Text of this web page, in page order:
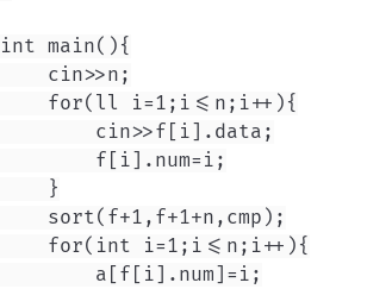
int main(){
    cin>>n;
    for(ll i=1;i<=n;i++){
        cin>>f[i].data;
        f[i].num=i;
    }
    sort(f+1,f+1+n,cmp);
    for(int i=1;i<=n;i++){
        a[f[i].num]=i;